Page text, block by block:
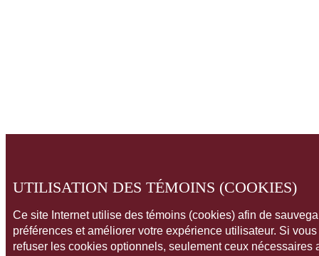
UTILISATION DES TÉMOINS (COOKIES)
Ce site Internet utilise des témoins (cookies) afin de
préférences et améliorer votre expérience utilisateur. Si
refuser les cookies optionnels, seulement ceux nécessaires